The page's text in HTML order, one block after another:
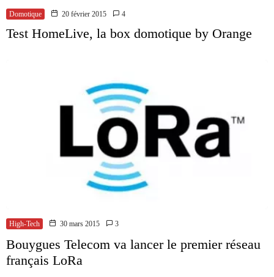
Domotique 20 février 2015 4
Test HomeLive, la box domotique by Orange
High-Tech 30 mars 2015 3
Bouygues Telecom va lancer le premier réseau
français LoRa